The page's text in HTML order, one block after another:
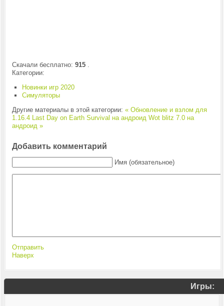
Скачали бесплатно: 915.
Категории:
Новинки игр 2020
Симуляторы
Другие материалы в этой категории: « Обновление и взлом для
1.16.4 Last Day on Earth Survival на андроид Wot blitz 7.0 на
андроид »
Добавить комментарий
Имя (обязательное)
Отправить
Наверх
Игры: